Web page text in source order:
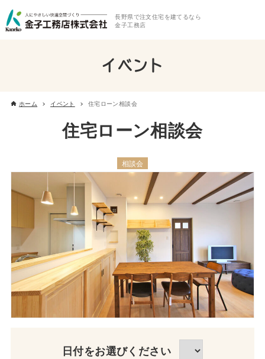
長野県で注文住宅を建てるなら
金子工務店
イベント
ホーム イベント 住宅ローン相談会
住宅ローン相談会
相談会
日付をお選びください